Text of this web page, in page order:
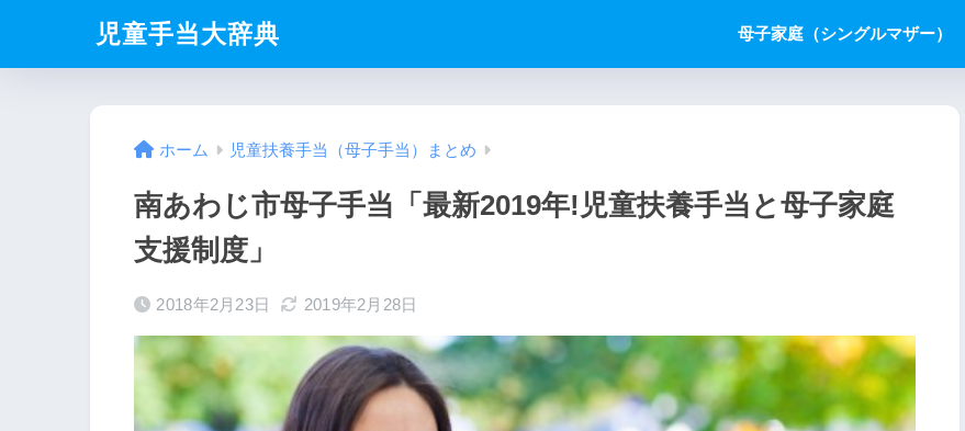
児童手当大辞典 母子家庭（シングルマザー）
ホーム 児童扶養手当（母子手当）まとめ
南あわじ市母子手当「最新2019年!児童扶養手当と母子家庭
支援制度」
2018年2月23日 2019年2月28日